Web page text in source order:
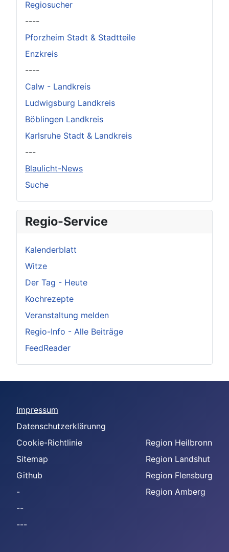
Regiosucher
----
Pforzheim Stadt & Stadtteile
Enzkreis
----
Calw - Landkreis
Ludwigsburg Landkreis
Böblingen Landkreis
Karlsruhe Stadt & Landkreis
---
Blaulicht-News
Suche
Regio-Service
Kalenderblatt
Witze
Der Tag - Heute
Kochrezepte
Veranstaltung melden
Regio-Info - Alle Beiträge
FeedReader
Impressum
Datenschutzerklärunng
Cookie-Richtlinie
Sitemap
Github
-
--
---
Region Heilbronn
Region Landshut
Region Flensburg
Region Amberg